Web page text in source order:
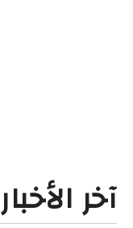
آخر الأخبار